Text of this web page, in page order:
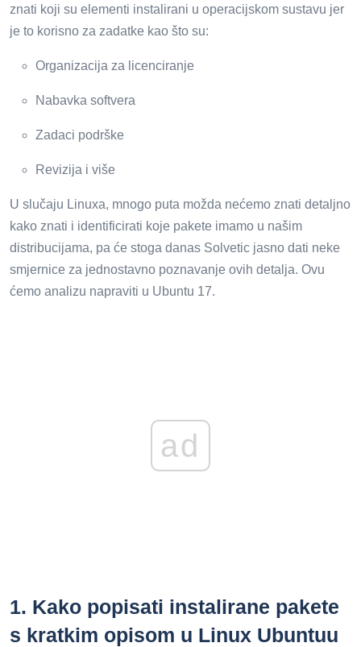
znati koji su elementi instalirani u operacijskom sustavu jer
je to korisno za zadatke kao što su:
Organizacija za licenciranje
Nabavka softvera
Zadaci podrške
Revizija i više
U slučaju Linuxa, mnogo puta možda nećemo znati detaljno
kako znati i identificirati koje pakete imamo u našim
distribucijama, pa će stoga danas Solvetic jasno dati neke
smjernice za jednostavno poznavanje ovih detalja. Ovu
ćemo analizu napraviti u Ubuntu 17.
ad
1. Kako popisati instalirane pakete
s kratkim opisom u Linux Ubuntuu